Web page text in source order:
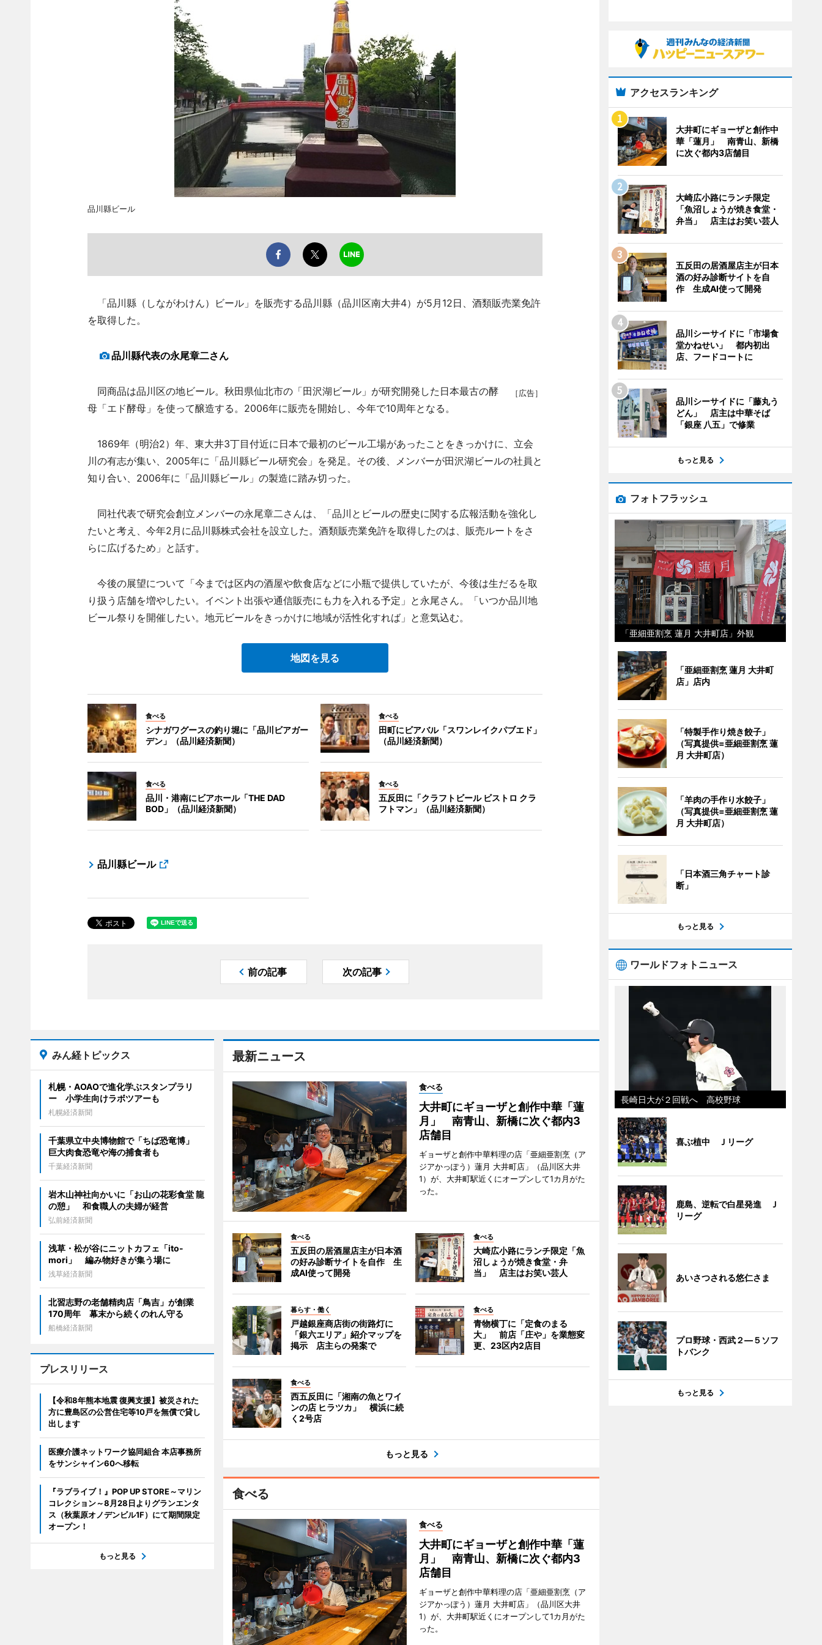
品川縣ビール
「品川縣（しながわけん）ビール」を販売する品川縣（品川区南大井4）が5月12日、酒類販売業免許
を取得した。
品川縣代表の永尾章二さん
［広告］
同商品は品川区の地ビール。秋田県仙北市の「田沢湖ビール」が研究開発した日本最古の酵
母「エド酵母」を使って醸造する。2006年に販売を開始し、今年で10周年となる。
1869年（明治2）年、東大井3丁目付近に日本で最初のビール工場があったことをきっかけに、立会
川の有志が集い、2005年に「品川縣ビール研究会」を発足。その後、メンバーが田沢湖ビールの社員と
知り合い、2006年に「品川縣ビール」の製造に踏み切った。
同社代表で研究会創立メンバーの永尾章二さんは、「品川とビールの歴史に関する広報活動を強化し
たいと考え、今年2月に品川縣株式会社を設立した。酒類販売業免許を取得したのは、販売ルートをさ
らに広げるため」と話す。
今後の展望について「今までは区内の酒屋や飲食店などに小瓶で提供していたが、今後は生だるを取
り扱う店舗を増やしたい。イベント出張や通信販売にも力を入れる予定」と永尾さん。「いつか品川地
ビール祭りを開催したい。地元ビールをきっかけに地域が活性化すれば」と意気込む。
地図を見る
食べる
シナガワグースの釣り堀に「品川ビアガー
デン」（品川経済新聞）
食べる
田町にビアバル「スワンレイクパブエド」
（品川経済新聞）
食べる
品川・港南にビアホール「THE DAD
BOD」（品川経済新聞）
食べる
五反田に「クラフトビール ビストロ クラ
フトマン」（品川経済新聞）
品川縣ビール
前の記事 次の記事
最新ニュース
食べる
大井町にギョーザと創作中華「蓮
月」 南青山、新橋に次ぐ都内3
店舗目
ギョーザと創作中華料理の店「亜細亜割烹（ア
ジアかっぽう）蓮月 大井町店」（品川区大井
1）が、大井町駅近くにオープンして1カ月がた
った。
食べる
五反田の居酒屋店主が日本酒
の好み診断サイトを自作 生
成AI使って開発
食べる
大崎広小路にランチ限定「魚
沼しょうが焼き食堂・弁
当」 店主はお笑い芸人
暮らす・働く
戸越銀座商店街の街路灯に
「銀六エリア」紹介マップを
掲示 店主らの発案で
食べる
青物横丁に「定食のまる
大」 前店「庄や」を業態変
更、23区内2店目
食べる
西五反田に「湘南の魚とワイ
ンの店 ヒラツカ」 横浜に続
く2号店
もっと見る
食べる
食べる
大井町にギョーザと創作中華「蓮
月」 南青山、新橋に次ぐ都内3
店舗目
ギョーザと創作中華料理の店「亜細亜割烹（ア
ジアかっぽう）蓮月 大井町店」（品川区大井
1）が、大井町駅近くにオープンして1カ月がた
った。
みん経トピックス
札幌・AOAOで進化学ぶスタンプラリ
ー 小学生向けラボツアーも
札幌経済新聞
千葉県立中央博物館で「ちば恐竜博」
巨大肉食恐竜や海の捕食者も
千葉経済新聞
岩木山神社向かいに「お山の花彩食堂 龍
の憩」 和食職人の夫婦が経営
弘前経済新聞
浅草・松が谷にニットカフェ「ito-
mori」 編み物好きが集う場に
浅草経済新聞
北習志野の老舗精肉店「鳥吉」が創業
170周年 幕末から続くのれん守る
船橋経済新聞
プレスリリース
【令和8年熊本地震 復興支援】被災された
方に豊島区の公営住宅等10戸を無償で貸し
出します
医療介護ネットワーク協同組合 本店事務所
をサンシャイン60へ移転
『ラブライブ！』POP UP STORE～マリン
コレクション～8月28日よりグランエンタ
ス（秋葉原オノデンビル1F）にて期間限定
オープン！
もっと見る
アクセスランキング
大井町にギョーザと創作中
華「蓮月」 南青山、新橋
に次ぐ都内3店舗目
大崎広小路にランチ限定
「魚沼しょうが焼き食堂・
弁当」 店主はお笑い芸人
五反田の居酒屋店主が日本
酒の好み診断サイトを自
作 生成AI使って開発
品川シーサイドに「市場食
堂かねせい」 都内初出
店、フードコートに
品川シーサイドに「藤丸う
どん」 店主は中華そば
「銀座 八五」で修業
もっと見る
フォトフラッシュ
「亜細亜割烹 蓮月 大井町店」外観
「亜細亜割烹 蓮月 大井町
店」店内
「特製手作り焼き餃子」
（写真提供=亜細亜割烹 蓮
月 大井町店）
「羊肉の手作り水餃子」
（写真提供=亜細亜割烹 蓮
月 大井町店）
「日本酒三角チャート診
断」
もっと見る
ワールドフォトニュース
長崎日大が２回戦へ 高校野球
喜ぶ植中 Ｊリーグ
鹿島、逆転で白星発進 Ｊ
リーグ
あいさつされる悠仁さま
プロ野球・西武２―５ソフ
トバンク
もっと見る